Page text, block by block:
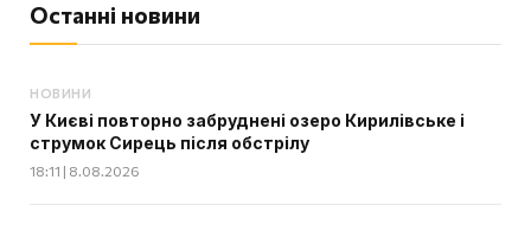
Останні новини
НОВИНИ
У Києві повторно забруднені озеро Кирилівське і
струмок Сирець після обстрілу
18:11 | 8.08.2026